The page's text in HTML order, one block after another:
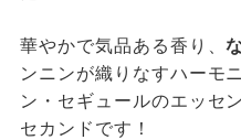
華やかで気品ある香り、
ンニンが織りなすハーモ
ン・セギュールのエッセ
セカンドです！